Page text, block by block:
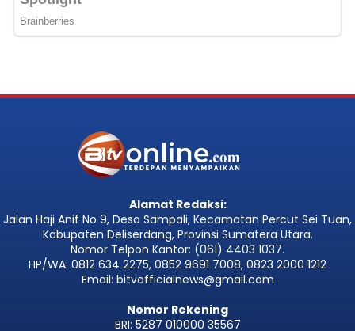
Alamat Redaksi:
Jalan Haji Anif No 9, Desa Sampali, Kecamatan Percut Sei Tuan,
Kabupaten Deliserdang, Provinsi Sumatera Utara.
Nomor Telpon Kantor: (061) 4403 1037.
HP/WA: 0812 634 2275, 0852 9691 7008, 0823 2000 1212
Email: bitvofficialnews@gmail.com
Nomor Rekening
BRI: 5287 010000 35567